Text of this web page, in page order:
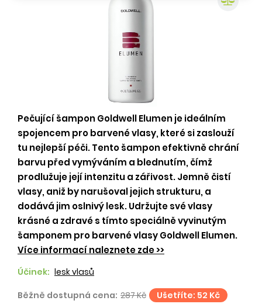
Pečující šampon Goldwell Elumen je ideálním
spojencem pro barvené vlasy, které si zaslouží
tu nejlepší péči. Tento šampon efektivně chrání
barvu před vymýváním a blednutím, čímž
prodlužuje její intenzitu a zářivost. Jemně čistí
vlasy, aniž by narušoval jejich strukturu, a
dodává jim oslnivý lesk. Udržujte své vlasy
krásné a zdravé s tímto speciálně vyvinutým
šamponem pro barvené vlasy Goldwell Elumen.
Více informací naleznete zde >>
Účinek: lesk vlasů
Běžně dostupná cena: 287 Kč Ušetříte: 52 Kč